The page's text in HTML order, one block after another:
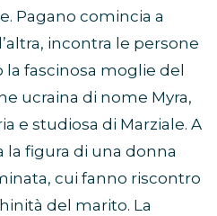
Pagano comincia a
incontra le persone
fascinosa moglie del
ucraina di nome Myra,
e studiosa di Marziale. A
la figura di una donna
cui fanno riscontro
del marito. La